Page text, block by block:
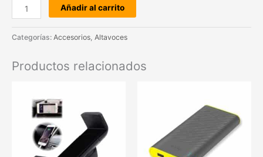
Añadir al carrito
Categorías: Accesorios Altavoces
Productos relacionados